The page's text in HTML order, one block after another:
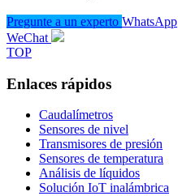
Pregunte a un experto WhatsApp
WeChat
TOP
Enlaces rápidos
Caudalímetros
Sensores de nivel
Transmisores de presión
Sensores de temperatura
Análisis de líquidos
Solución IoT inalámbrica